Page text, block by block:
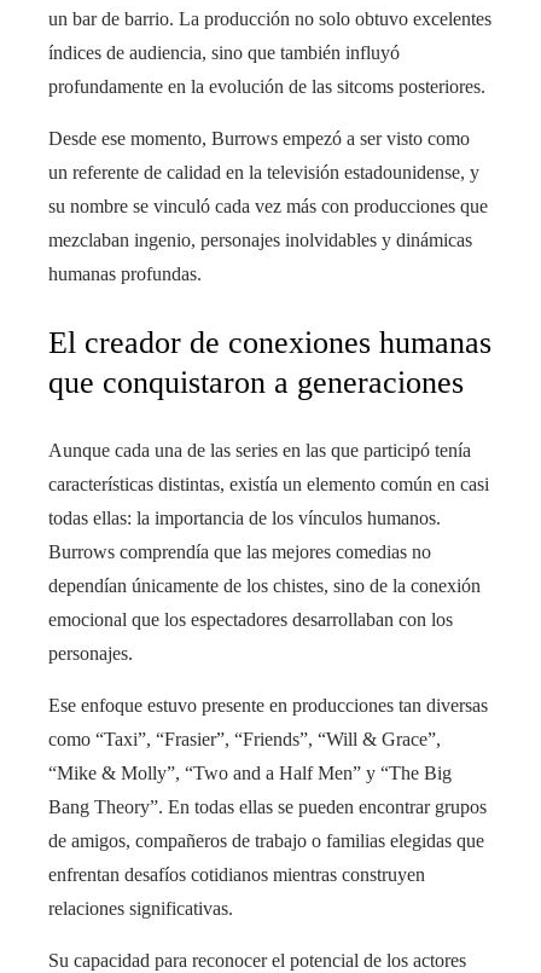
un bar de barrio. La producción no solo obtuvo excelentes
índices de audiencia, sino que también influyó
profundamente en la evolución de las sitcoms posteriores.
Desde ese momento, Burrows empezó a ser visto como
un referente de calidad en la televisión estadounidense, y
su nombre se vinculó cada vez más con producciones que
mezclaban ingenio, personajes inolvidables y dinámicas
humanas profundas.
El creador de conexiones humanas
que conquistaron a generaciones
Aunque cada una de las series en las que participó tenía
características distintas, existía un elemento común en casi
todas ellas: la importancia de los vínculos humanos.
Burrows comprendía que las mejores comedias no
dependían únicamente de los chistes, sino de la conexión
emocional que los espectadores desarrollaban con los
personajes.
Ese enfoque estuvo presente en producciones tan diversas
como “Taxi”, “Frasier”, “Friends”, “Will & Grace”,
“Mike & Molly”, “Two and a Half Men” y “The Big
Bang Theory”. En todas ellas se pueden encontrar grupos
de amigos, compañeros de trabajo o familias elegidas que
enfrentan desafíos cotidianos mientras construyen
relaciones significativas.
Su capacidad para reconocer el potencial de los actores